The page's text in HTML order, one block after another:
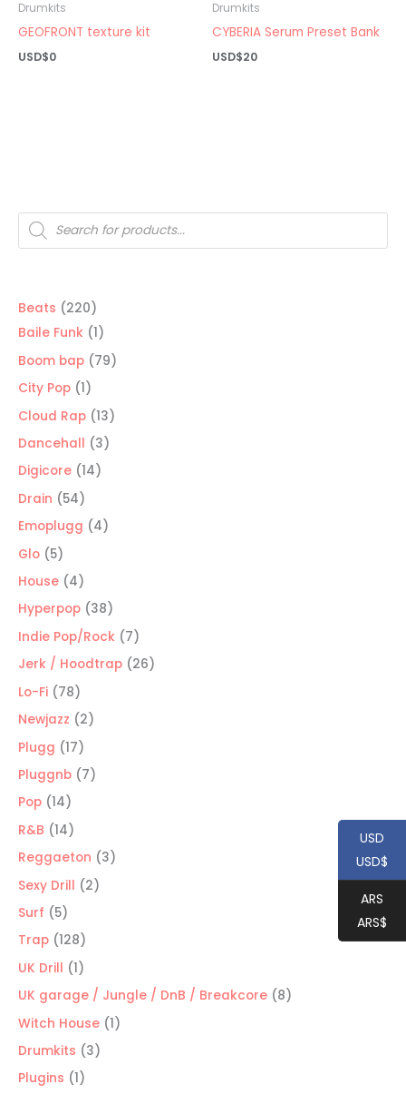
Búsqueda
de
productos
Beats 220220
productos
Baile Funk 11
producto
Boom bap 7979
City Pop 11
producto
Cloud Rap 1313
productos
Dancehall 33
Digicore 1414
Drain 5454
productos
Emoplugg 44
Glo 55
productos
House 44
productos
Hyperpop 3838
productos
Indie Pop/Rock 77
productos
Jerk / Hoodtrap 2626
Lo-Fi 7878
productos
Newjazz 22
Plugg 1717
productos
Pluggnb 77
Pop 1414
productos
R&B 1414
productos
Reggaeton 33
Sexy Drill 22
Surf 55
productos
Trap 128128
productos
UK Drill 11
producto
UK garage / Jungle / DnB / Breakcore 88
Witch House 11
Drumkits 33
Plugins 11
Drumkits
GEOFRONT texture kit
USD$0
Drumkits
CYBERIA Serum Preset Bank
USD$20
USD
USD$
ARS
ARS$